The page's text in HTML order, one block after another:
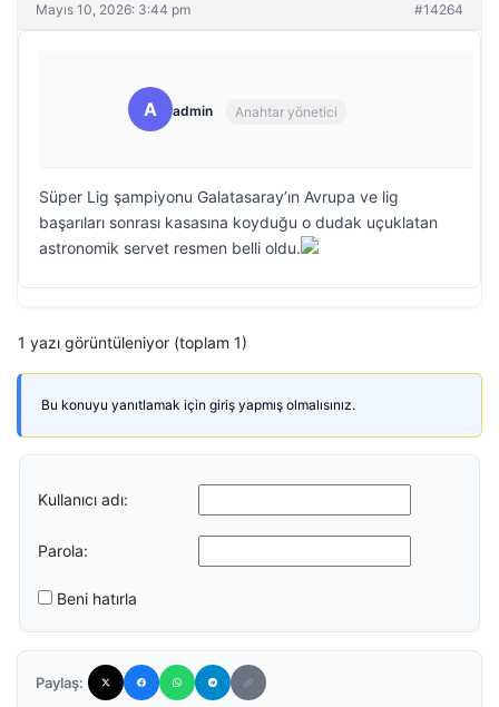
Mayıs 10, 2026: 3:44 pm #14264
A admin Anahtar yönetici
Süper Lig şampiyonu Galatasaray’ın Avrupa ve lig
başarıları sonrası kasasına koyduğu o dudak uçuklatan
astronomik servet resmen belli oldu.
1 yazı görüntüleniyor (toplam 1)
Bu konuyu yanıtlamak için giriş yapmış olmalısınız.
Kullanıcı adı:
Parola:
Beni hatırla
Paylaş: